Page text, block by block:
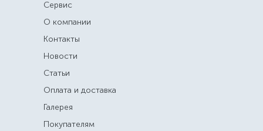
Сервис
О компании
Контакты
Новости
Статьи
Оплата и доставка
Галерея
Покупателям